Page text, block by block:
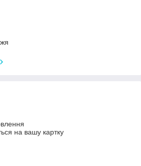
на вашу картку